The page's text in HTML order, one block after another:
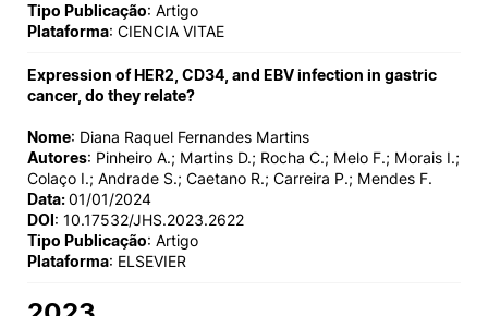
Tipo Publicação: Artigo
Plataforma: CIENCIA VITAE
Expression of HER2, CD34, and EBV infection in gastric
cancer, do they relate?
Nome: Diana Raquel Fernandes Martins
Autores: Pinheiro A.; Martins D.; Rocha C.; Melo F.; Morais I.;
Colaço I.; Andrade S.; Caetano R.; Carreira P.; Mendes F.
Data:01/01/2024
DOI: 10.17532/JHS.2023.2622
Tipo Publicação: Artigo
Plataforma: ELSEVIER